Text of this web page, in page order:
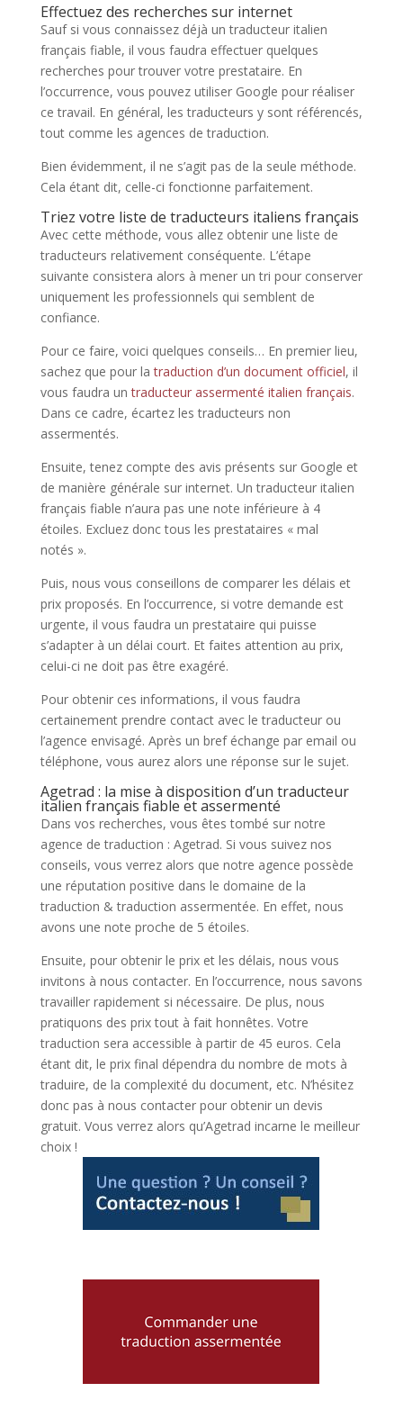
Effectuez des recherches sur internet
Sauf si vous connaissez déjà un traducteur italien
français fiable, il vous faudra effectuer quelques
recherches pour trouver votre prestataire. En
l’occurrence, vous pouvez utiliser Google pour réaliser
ce travail. En général, les traducteurs y sont référencés,
tout comme les agences de traduction.
Bien évidemment, il ne s’agit pas de la seule méthode.
Cela étant dit, celle-ci fonctionne parfaitement.
Triez votre liste de traducteurs italiens français
Avec cette méthode, vous allez obtenir une liste de
traducteurs relativement conséquente. L’étape
suivante consistera alors à mener un tri pour conserver
uniquement les professionnels qui semblent de
confiance.
Pour ce faire, voici quelques conseils… En premier lieu,
sachez que pour latraduction d’un document officiel, il
vous faudra untraducteur assermenté italien français.
Dans ce cadre, écartez les traducteurs non
assermentés.
Ensuite, tenez compte des avis présents sur Google et
de manière générale sur internet. Un traducteur italien
français fiable n’aura pas une note inférieure à 4
étoiles. Excluez donc tous les prestataires « mal
notés ».
Puis, nous vous conseillons de comparer les délais et
prix proposés. En l’occurrence, si votre demande est
urgente, il vous faudra un prestataire qui puisse
s’adapter à un délai court. Et faites attention au prix,
celui-ci ne doit pas être exagéré.
Pour obtenir ces informations, il vous faudra
certainement prendre contact avec le traducteur ou
l’agence envisagé. Après un bref échange par email ou
téléphone, vous aurez alors une réponse sur le sujet.
Agetrad : la mise à disposition d’un traducteur
italien français fiable et assermenté
Dans vos recherches, vous êtes tombé sur notre
agence de traduction : Agetrad. Si vous suivez nos
conseils, vous verrez alors que notre agence possède
une réputation positive dans le domaine de la
traduction & traduction assermentée. En effet, nous
avons une note proche de 5 étoiles.
Ensuite, pour obtenir le prix et les délais, nous vous
invitons à nous contacter. En l’occurrence, nous savons
travailler rapidement si nécessaire. De plus, nous
pratiquons des prix tout à fait honnêtes. Votre
traduction sera accessible à partir de 45 euros. Cela
étant dit, le prix final dépendra du nombre de mots à
traduire, de la complexité du document, etc. N’hésitez
donc pas à nous contacter pour obtenir un devis
gratuit. Vous verrez alors qu’Agetrad incarne le meilleur
choix !